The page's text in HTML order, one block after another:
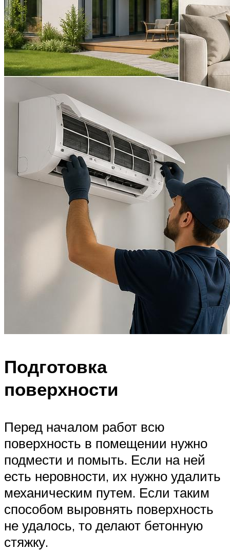
Подготовка
поверхности
Перед началом работ всю
поверхность в помещении нужно
подмести и помыть. Если на ней
есть неровности, их нужно удалить
механическим путем. Если таким
способом выровнять поверхность
не удалось, то делают бетонную
стяжку.